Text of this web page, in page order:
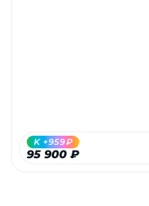
95 900 ₽
K +959₽